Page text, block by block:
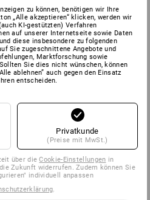
zu können, benötigen wir Ihre
„Alle akzeptieren“ klicken, werden wir
KI-gestützten) Verfahren
auf unserer Internetseite sowie Daten
diese insbesondere zu folgenden
Sie zugeschnittene Angebote und
Marktforschung sowie
Sie dies nicht wünschen, können
ablehnen” auch gegen den Einsatz
entscheiden.
Privatkunde
(Preise mit MwSt.)
über dieCookie-Einstellungen in
Zukunft widerrufen. Zudem können Sie
individuell anpassen
.